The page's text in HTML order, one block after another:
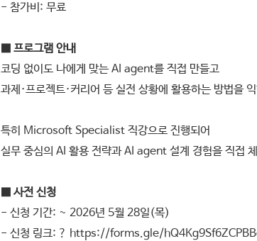
- 참가비: 무료
■ 프로그램 안내
코딩 없이도 나에게 맞는 AI agent를 직접 만들고
과제·프로젝트·커리어 등 실전 상황에 활용하는 방법을
특히 Microsoft Specialist 직강으로 진행되어
실무 중심의 AI 활용 전략과 AI agent 설계 경험을 직접
■ 사전 신청
- 신청 기간: ~ 2026년 5월 28일(목)
- 신청 링크: ? https://forms.gle/